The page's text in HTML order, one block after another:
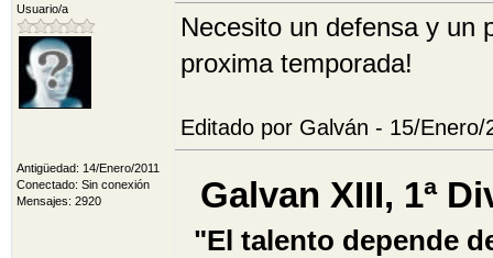
Usuario/a
Antigüedad: 14/Enero/2011
Conectado: Sin conexión
Mensajes: 2920
Necesito un defensa y un
proxima temporada!
Editado por Galván - 15/Enero/
Galvan XIII, 1ª
"El talento depende